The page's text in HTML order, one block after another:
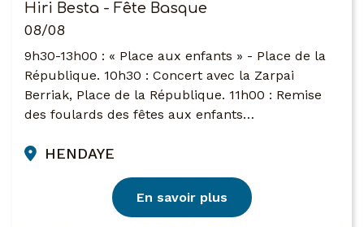
Hiri Besta - Fête Basque
08/08
9h30-13h00 : « Place aux enfants » - Place de la
République. 10h30 : Concert avec la Zarpai
Berriak, Place de la République. 11h00 : Remise
des foulards des fêtes aux enfants…
HENDAYE
En savoir plus